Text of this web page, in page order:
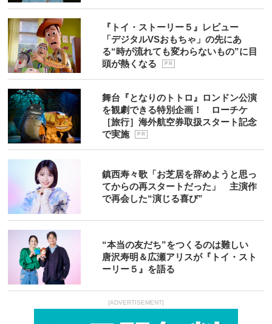
『トイ・ストーリー５』レビュー
「デジタルVSおもちゃ」の先にあ
る“時が流れても変わらないもの”に目
頭が熱くなる
P R
舞台『となりのトトロ』ロンドン公演
を観劇できる特別企画！ ローチケ
［旅行］海外航空券取扱スタート記念
で実施
P R
鎮西寿々歌「お芝居を辞めようと思っ
てからの再スタートだった」 主演作
で再会した“演じる喜び”
“本当の友だち”をつくるのは難しい
唐沢寿明＆広瀬アリスが『トイ・スト
ーリー５』を語る
[ADVERTISEMENT]